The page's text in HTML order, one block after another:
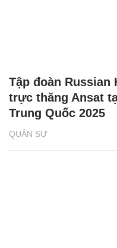
QUÂN SỰ
Tập đoàn
trực thăng Ansat
Trung Quốc 2025